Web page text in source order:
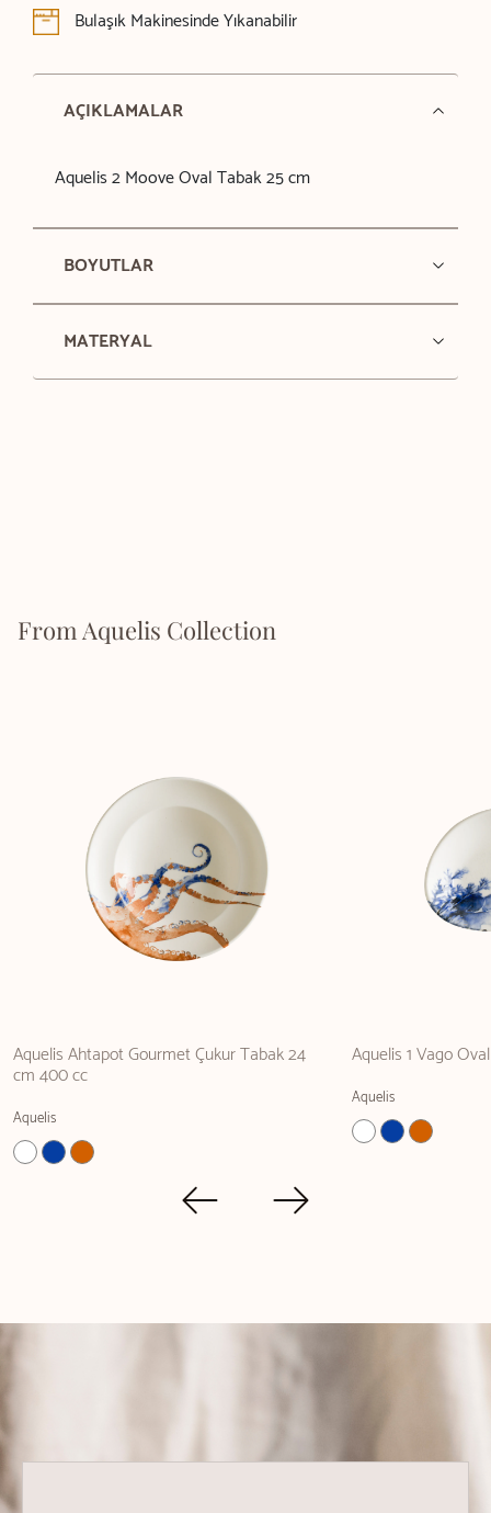
Bulaşık Makinesinde Yıkanabilir
AÇIKLAMALAR
Aquelis 2 Moove Oval Tabak 25 cm
BOYUTLAR
MATERYAL
From Aquelis Collection
Aquelis Ahtapot Gourmet Çukur Tabak 24
cm 400 cc
Aquelis
Aquelis 1 Vago
Aquelis